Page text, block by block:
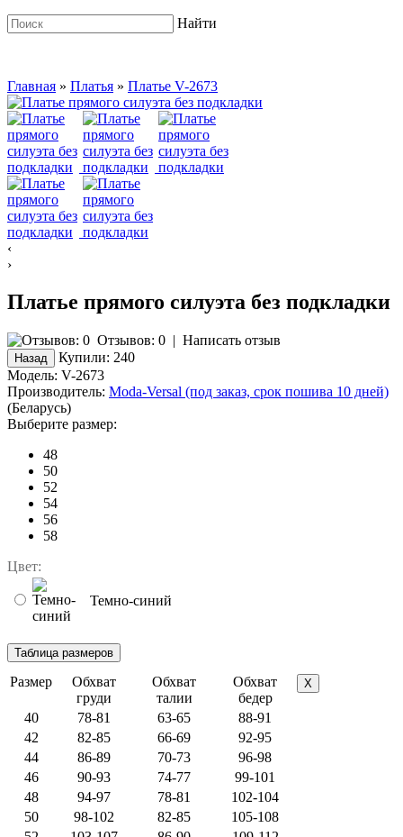
Найти
Главная » Платья » Платье V-2673
‹
›
Платье прямого силуэта без подкладки
Отзывов: 0 | Написать отзыв
Купили: 240
Модель: V-2673
Производитель: Moda-Versal (под заказ, срок пошива 10 дней)
(Беларусь)
Выберите размер:
48
50
52
54
56
58
Цвет:
Темно-синий
Размер
Обхват
груди
Обхват
талии
Обхват
бедер
X
40 78-81 63-65
88-91
42
82-85 66-69
92-95
44
86-89 70-73
96-98
46
90-93 74-77
99-101
48
94-97 78-81
102-104
50
98-102 82-85
105-108